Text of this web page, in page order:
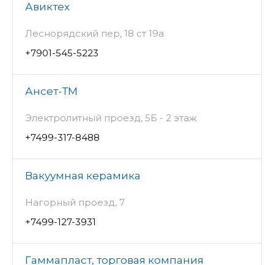
Авиктех
Леснорядский пер, 18 ст 19а
+7901-545-5223
Ансет-ТМ
Электролитный проезд, 5Б - 2 этаж
+7499-317-8488
Вакуумная керамика
Нагорный проезд, 7
+7499-127-3931
Гаммапласт, торговая компания